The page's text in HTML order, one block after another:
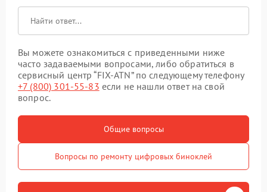
Вы можете ознакомиться с приведенными ниже
часто задаваемыми вопросами, либо обратиться в
сервисный центр “FIX-ATN” по следующему телефону
+7 (800) 301-55-83 если не нашли ответ на свой
вопрос.
Общие вопросы
Вопросы по ремонту цифровых биноклей